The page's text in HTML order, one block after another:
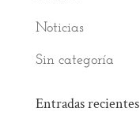
Noticias
Sin categoría
Entradas recientes